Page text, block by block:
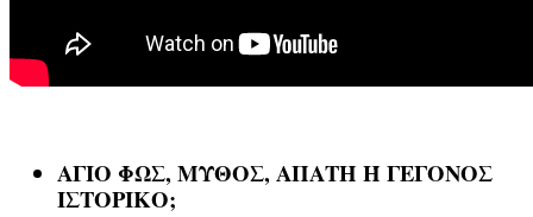
ΑΓΙΟ ΦΩΣ, ΜΥΘΟΣ, ΑΠΑΤΗ Ή ΓΕΓΟΝΟΣ
ΙΣΤΟΡΙΚΟ;